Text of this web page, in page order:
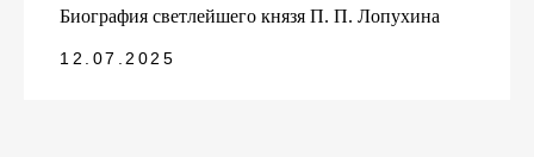
Биография светлейшего князя П. П. Лопухина
12.07.2025